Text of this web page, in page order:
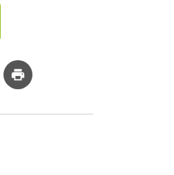
print